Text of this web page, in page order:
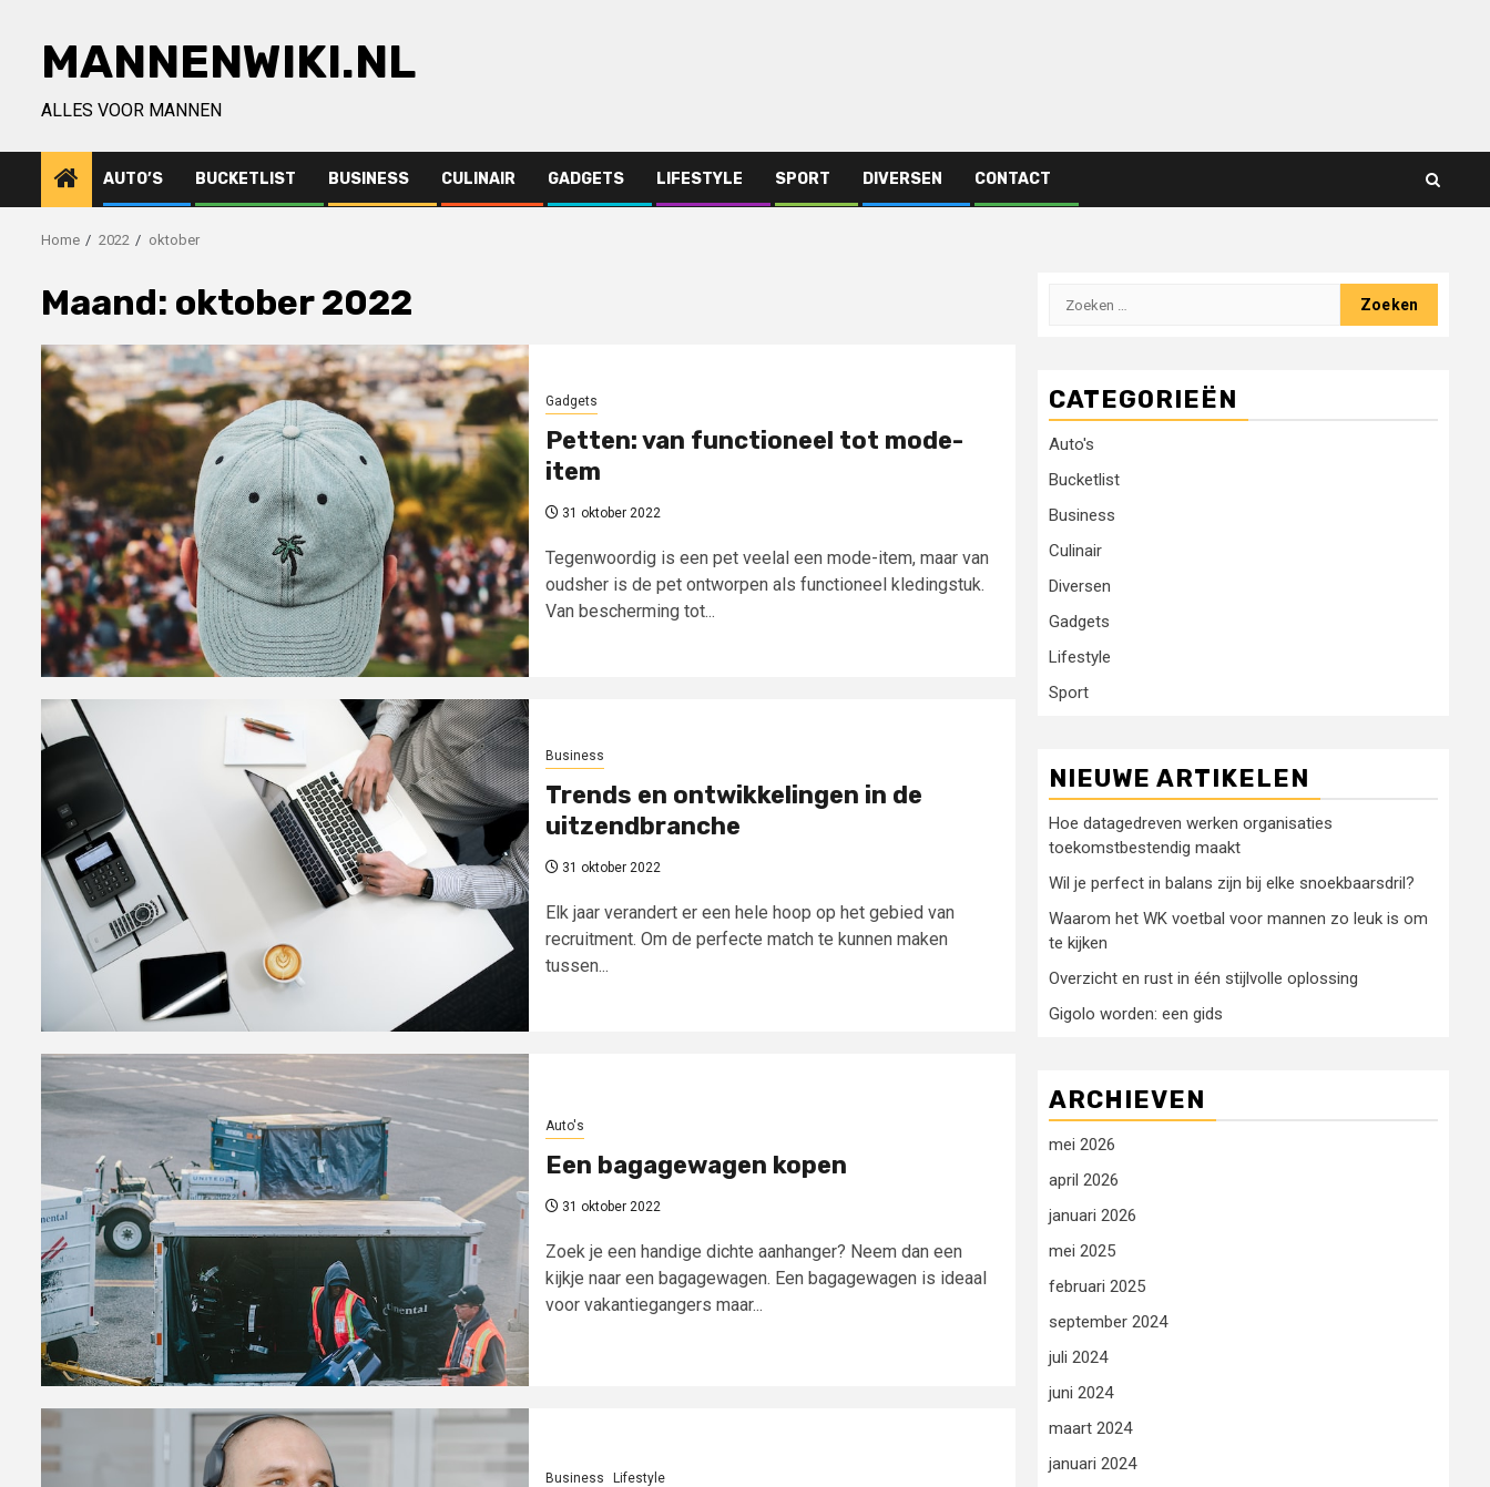
MANNENWIKI.NL
ALLES VOOR MANNEN
AUTO’S BUCKETLIST BUSINESS CULINAIR GADGETS LIFESTYLE SPORT DIVERSEN CONTACT
Home 2022 oktober
Maand: oktober 2022
Gadgets
Petten: van functioneel tot mode-
item
31 oktober 2022
Tegenwoordig is een pet veelal een mode-item, maar van
oudsher is de pet ontworpen als functioneel kledingstuk.
Van bescherming tot...
Business
Trends en ontwikkelingen in de
uitzendbranche
31 oktober 2022
Elk jaar verandert er een hele hoop op het gebied van
recruitment. Om de perfecte match te kunnen maken
tussen...
Auto's
Een bagagewagen kopen
31 oktober 2022
Zoek je een handige dichte aanhanger? Neem dan een
kijkje naar een bagagewagen. Een bagagewagen is ideaal
voor vakantiegangers maar...
Business Lifestyle
Zoeken
CATEGORIEËN
Auto's
Bucketlist
Business
Culinair
Diversen
Gadgets
Lifestyle
Sport
NIEUWE ARTIKELEN
Hoe datagedreven werken organisaties
toekomstbestendig maakt
Wil je perfect in balans zijn bij elke snoekbaarsdril?
Waarom het WK voetbal voor mannen zo leuk is om
te kijken
Overzicht en rust in één stijlvolle oplossing
Gigolo worden: een gids
ARCHIEVEN
mei 2026
april 2026
januari 2026
mei 2025
februari 2025
september 2024
juli 2024
juni 2024
maart 2024
januari 2024